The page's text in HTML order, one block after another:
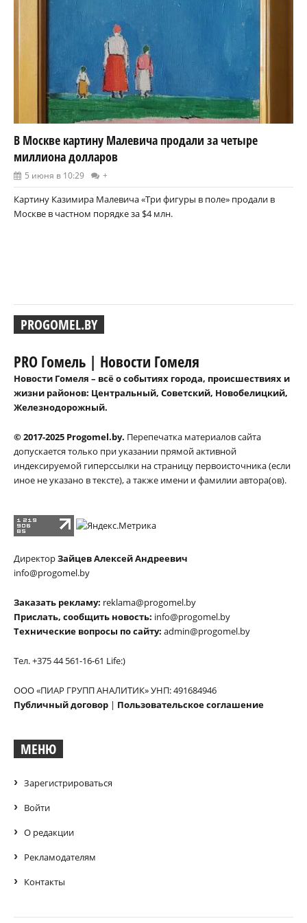
В Москве картину Малевича продали за четыре
миллиона долларов
5 июня в 10:29 +
Картину Казимира Малевича «Три фигуры в поле» продали в
Москве в частном порядке за $4 млн.
PROGOMEL.BY
PRO Гомель | Новости Гомеля
Новости Гомеля – всё о событиях города, происшествиях и
жизни районов: Центральный, Советский, Новобелицкий,
Железнодорожный.
© 2017-2025 Progomel.by. Перепечатка материалов сайта
допускается только при указании прямой активной
индексируемой гиперссылки на страницу первоисточника (если
иное не указано в тексте), а также имени и фамилии автора(ов).
ДиректорЗайцев Алексей Андреевич
info@progomel.by
Заказать рекламу: reklama@progomel.by
Прислать, сообщить новость: info@progomel.by
Технические вопросы по сайту: admin@progomel.by
Тел. +375 44 561-16-61 Life:)
ООО «ПИАР ГРУПП АНАЛИТИК» УНП: 491684946
Публичный договор | Пользовательское соглашение
МЕНЮ
Зарегистрироваться
Войти
О редакции
Рекламодателям
Контакты